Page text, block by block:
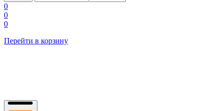
0
0
0
Перейти в корзину